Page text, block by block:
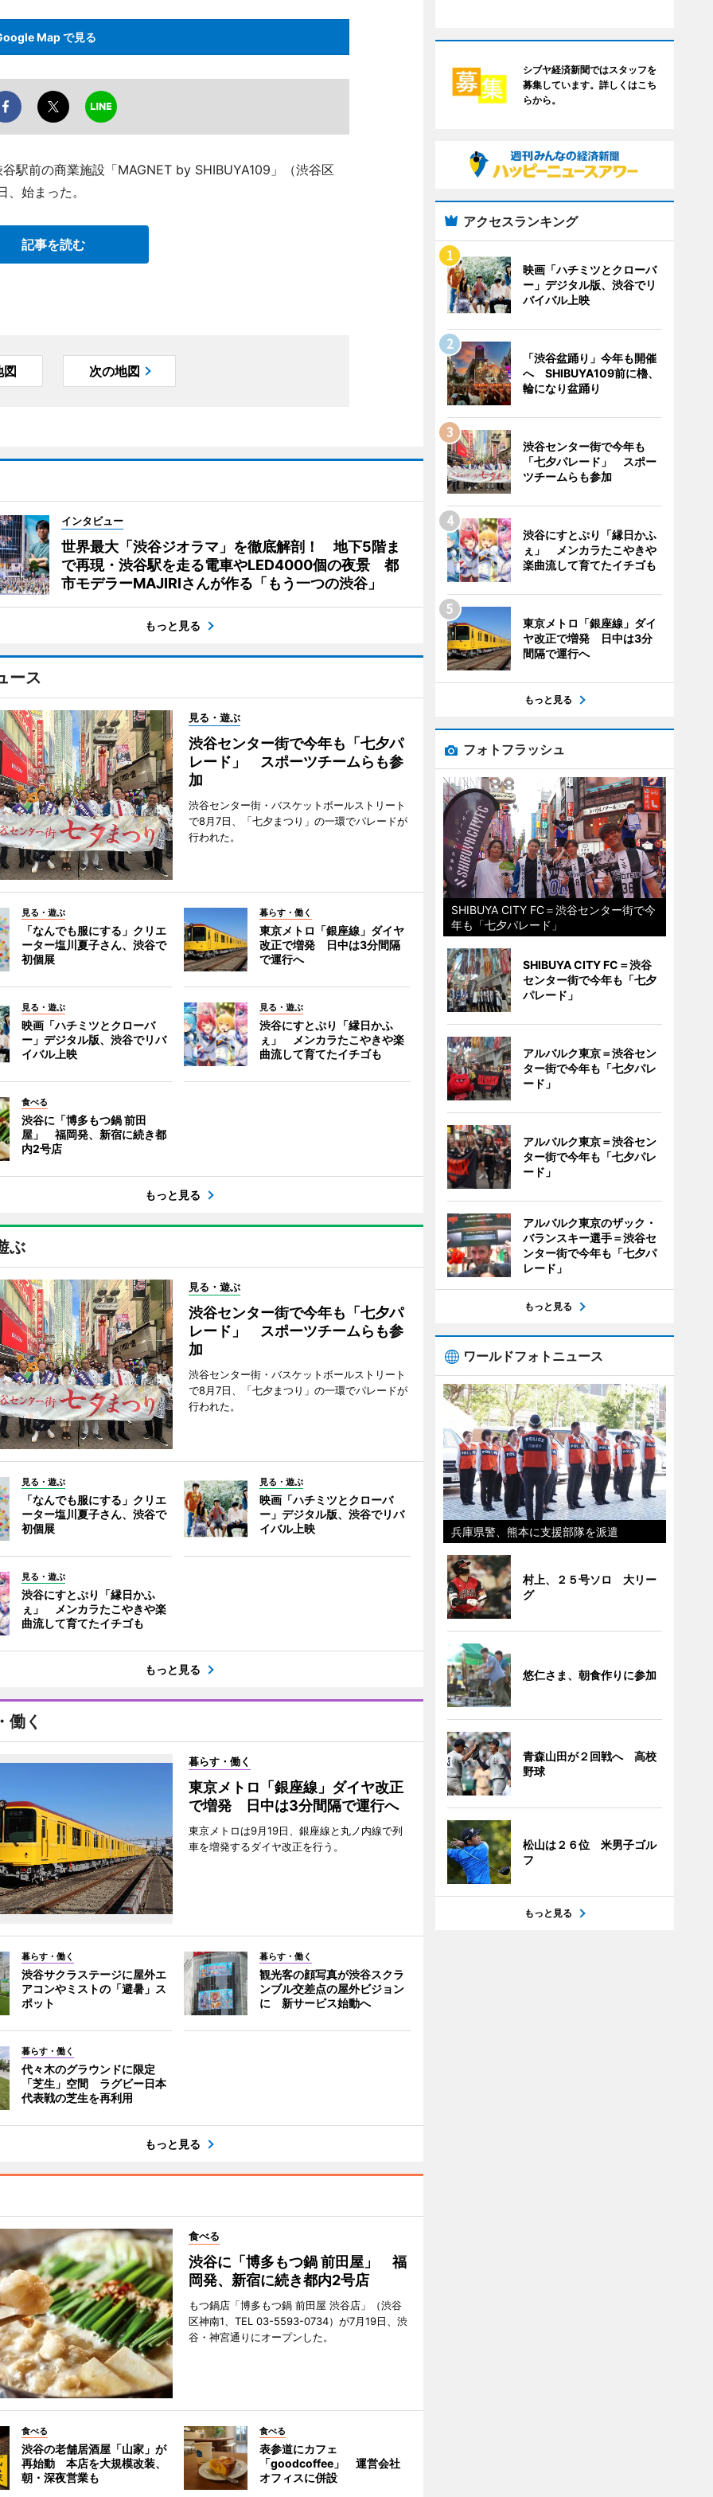
Map で見る
駅前の商業施設「MAGNET by SHIBUYA109」（渋谷区
始まった。
記事を読む
図 次の地図
インタビュー
世界最大「渋谷ジオラマ」を徹底解剖！ 地下5階ま
で再現・渋谷駅を走る電車やLED4000個の夜景 都
市モデラーMAJIRIさんが作る「もう一つの渋谷」
もっと見る
ース
見る・遊ぶ
渋谷センター街で今年も「七夕パ
レード」 スポーツチームらも参
加
渋谷センター街・バスケットボールストリート
で8月7日、「七夕まつり」の一環でパレードが
行われた。
見る・遊ぶ
「なんでも服にする」クリエ
ーター塩川夏子さん、渋谷で
初個展
暮らす・働く
東京メトロ「銀座線」ダイヤ
改正で増発 日中は3分間隔
で運行へ
見る・遊ぶ
映画「ハチミツとクローバ
ー」デジタル版、渋谷でリバ
イバル上映
見る・遊ぶ
渋谷にすとぷり「縁日かふ
ぇ」 メンカラたこやきや楽
曲流して育てたイチゴも
食べる
渋谷に「博多もつ鍋 前田
屋」 福岡発、新宿に続き都
内2号店
もっと見る
ぶ
見る・遊ぶ
渋谷センター街で今年も「七夕パ
レード」 スポーツチームらも参
加
渋谷センター街・バスケットボールストリート
で8月7日、「七夕まつり」の一環でパレードが
行われた。
見る・遊ぶ
「なんでも服にする」クリエ
ーター塩川夏子さん、渋谷で
初個展
見る・遊ぶ
映画「ハチミツとクローバ
ー」デジタル版、渋谷でリバ
イバル上映
見る・遊ぶ
渋谷にすとぷり「縁日かふ
ぇ」 メンカラたこやきや楽
曲流して育てたイチゴも
もっと見る
働く
暮らす・働く
東京メトロ「銀座線」ダイヤ改正
で増発 日中は3分間隔で運行へ
東京メトロは9月19日、銀座線と丸ノ内線で列
車を増発するダイヤ改正を行う。
暮らす・働く
渋谷サクラステージに屋外エ
アコンやミストの「避暑」ス
ポット
暮らす・働く
観光客の顔写真が渋谷スクラ
ンブル交差点の屋外ビジョン
に 新サービス始動へ
暮らす・働く
代々木のグラウンドに限定
「芝生」空間 ラグビー日本
代表戦の芝生を再利用
もっと見る
食べる
渋谷に「博多もつ鍋 前田屋」 福
岡発、新宿に続き都内2号店
もつ鍋店「博多もつ鍋 前田屋 渋谷店」（渋谷
区神南1、TEL 03-5593-0734）が7月19日、渋
谷・神宮通りにオープンした。
食べる
渋谷の老舗居酒屋「山家」が
再始動 本店を大規模改装、
朝・深夜営業も
食べる
表参道にカフェ
「goodcoffee」 運営会社
オフィスに併設
シブヤ経済新聞ではスタッフを
募集しています。詳しくはこち
らから。
アクセスランキング
映画「ハチミツとクローバ
ー」デジタル版、渋谷でリ
バイバル上映
「渋谷盆踊り」今年も開催
へ SHIBUYA109前に櫓、
輪になり盆踊り
渋谷センター街で今年も
「七夕パレード」 スポー
ツチームらも参加
渋谷にすとぷり「縁日かふ
ぇ」 メンカラたこやきや
楽曲流して育てたイチゴも
東京メトロ「銀座線」ダイ
ヤ改正で増発 日中は3分
間隔で運行へ
もっと見る
フォトフラッシュ
SHIBUYA CITY FC＝渋谷センター街で今
年も「七夕パレード」
SHIBUYA CITY FC＝渋谷
センター街で今年も「七夕
パレード」
アルバルク東京＝渋谷セン
ター街で今年も「七夕パレ
ード」
アルバルク東京＝渋谷セン
ター街で今年も「七夕パレ
ード」
アルバルク東京のザック・
バランスキー選手＝渋谷セ
ンター街で今年も「七夕パ
レード」
もっと見る
ワールドフォトニュース
兵庫県警、熊本に支援部隊を派遣
村上、２５号ソロ 大リー
グ
悠仁さま、朝食作りに参加
青森山田が２回戦へ 高校
野球
松山は２６位 米男子ゴル
フ
もっと見る